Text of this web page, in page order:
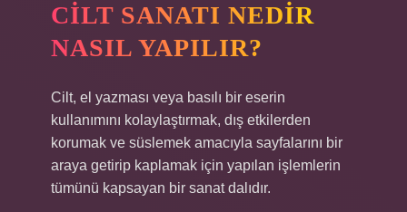
CILT SANATI NEDIR
NASIL YAPILIR?
Cilt, el yazması veya basılı bir eserin
kullanımını kolaylaştırmak, dış etkilerden
korumak ve süslemek amacıyla sayfalarını bir
araya getirip kaplamak için yapılan işlemlerin
tümünü kapsayan bir sanat dalıdır.